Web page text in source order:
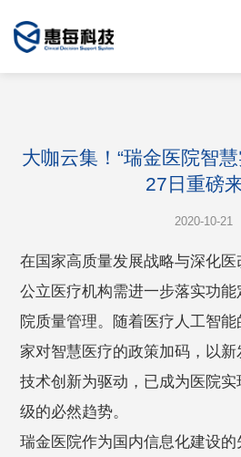
大咖云集！“瑞金医院智
27日重磅
2020-10-21
在国家高质量发展战略与深化医
公立医疗机构需进一步落实功
院质量管理。随着医疗人工智
家对智慧医疗的政策加码，以
技术创新为驱动，已成为医院
级的必然趋势。
瑞金医院作为国内信息化建设